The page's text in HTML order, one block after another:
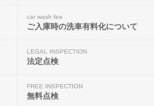
car wash fee
ご入庫時の洗車有料化について
LEGAL INSPECTION
法定点検
FREE INSPECTION
無料点検